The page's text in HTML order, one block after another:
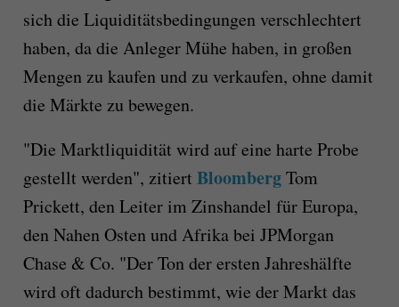
sich die Liquiditätsbedingungen verschlechtert
haben, da die Anleger Mühe haben, in großen
Mengen zu kaufen und zu verkaufen, ohne damit
die Märkte zu bewegen.
"Die Marktliquidität wird auf eine harte Probe
gestellt werden", zitiert BloombergTom
Prickett, den Leiter im Zinshandel für Europa,
den Nahen Osten und Afrika bei JPMorgan
Chase & Co. "Der Ton der ersten Jahreshälfte
wird oft dadurch bestimmt, wie der Markt das